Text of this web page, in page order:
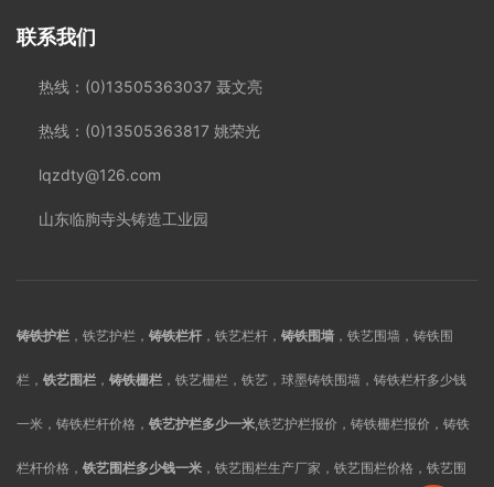
联系我们
热线：(0)13505363037 聂文亮
热线：(0)13505363817 姚荣光
lqzdty@126.com
山东临朐寺头铸造工业园
铸铁护栏 ，铁艺护栏， 铸铁栏杆 ，铁艺栏杆， 铸铁围墙 ，铁艺围墙，铸铁围
栏， 铁艺围栏 ， 铸铁栅栏 ，铁艺栅栏，铁艺，球墨铸铁围墙，铸铁栏杆多少钱
一米，铸铁栏杆价格， 铁艺护栏多少一米 ,铁艺护栏报价，铸铁栅栏报价，铸铁
栏杆价格， 铁艺围栏多少钱一米 ，铁艺围栏生产厂家，铁艺围栏价格，铁艺围